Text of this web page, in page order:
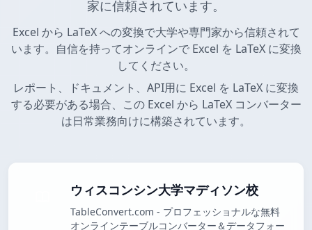
家に信頼されています。
Excel から LaTeX への変換で大学や専門家から信頼されて
います。自信を持ってオンラインで Excel を LaTeX に変換
してください。
レポート、ドキュメント、API用に Excel を LaTeX に変換
する必要がある場合、この Excel から LaTeX コンバーター
は日常業務向けに構築されています。
ウィスコンシン大学マディソン校
TableConvert.com - プロフェッショナルな無料
オンラインテーブルコンバーター＆データフォー